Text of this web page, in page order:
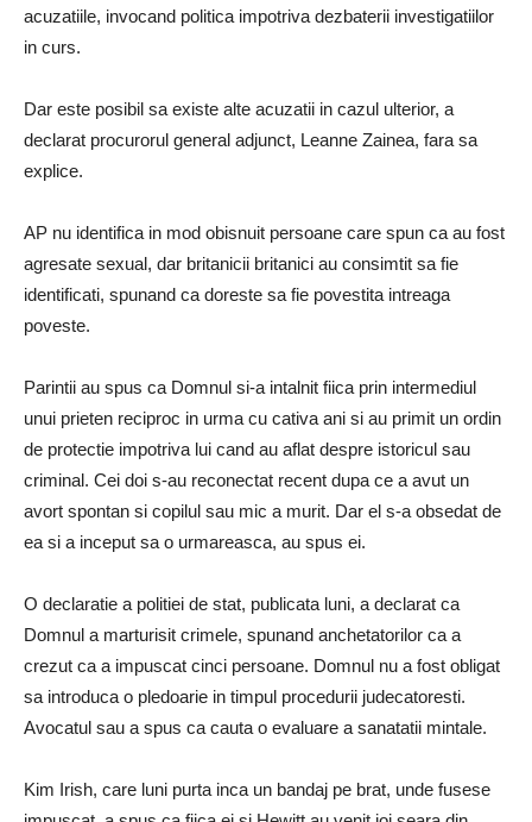
acuzatiile, invocand politica impotriva dezbaterii investigatiilor
in curs.
Dar este posibil sa existe alte acuzatii in cazul ulterior, a
declarat procurorul general adjunct, Leanne Zainea, fara sa
explice.
AP nu identifica in mod obisnuit persoane care spun ca au fost
agresate sexual, dar britanicii britanici au consimtit sa fie
identificati, spunand ca doreste sa fie povestita intreaga
poveste.
Parintii au spus ca Domnul si-a intalnit fiica prin intermediul
unui prieten reciproc in urma cu cativa ani si au primit un ordin
de protectie impotriva lui cand au aflat despre istoricul sau
criminal. Cei doi s-au reconectat recent dupa ce a avut un
avort spontan si copilul sau mic a murit. Dar el s-a obsedat de
ea si a inceput sa o urmareasca, au spus ei.
O declaratie a politiei de stat, publicata luni, a declarat ca
Domnul a marturisit crimele, spunand anchetatorilor ca a
crezut ca a impuscat cinci persoane. Domnul nu a fost obligat
sa introduca o pledoarie in timpul procedurii judecatoresti.
Avocatul sau a spus ca cauta o evaluare a sanatatii mintale.
Kim Irish, care luni purta inca un bandaj pe brat, unde fusese